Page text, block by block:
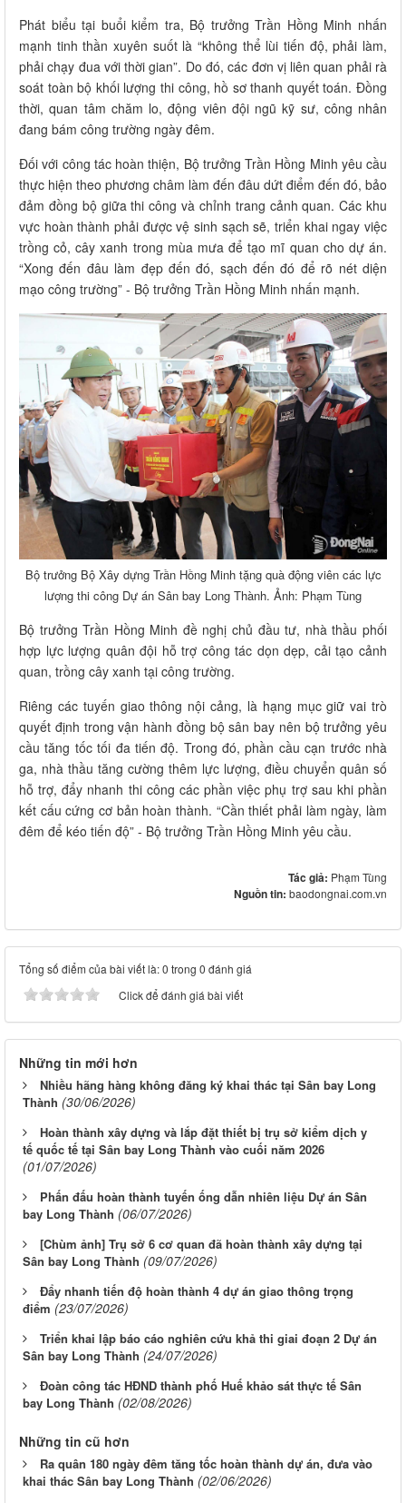
Phát biểu tại buổi kiểm tra, Bộ trưởng Trần Hồng Minh nhấn
mạnh tinh thần xuyên suốt là “không thể lùi tiến độ, phải làm,
phải chạy đua với thời gian”. Do đó, các đơn vị liên quan phải rà
soát toàn bộ khối lượng thi công, hồ sơ thanh quyết toán. Đồng
thời, quan tâm chăm lo, động viên đội ngũ kỹ sư, công nhân
đang bám công trường ngày đêm.
Đối với công tác hoàn thiện, Bộ trưởng Trần Hồng Minh yêu cầu
thực hiện theo phương châm làm đến đâu dứt điểm đến đó, bảo
đảm đồng bộ giữa thi công và chỉnh trang cảnh quan. Các khu
vực hoàn thành phải được vệ sinh sạch sẽ, triển khai ngay việc
trồng cỏ, cây xanh trong mùa mưa để tạo mĩ quan cho dự án.
“Xong đến đâu làm đẹp đến đó, sạch đến đó để rõ nét diện
mạo công trường” - Bộ trưởng Trần Hồng Minh nhấn mạnh.
Bộ trưởng Bộ Xây dựng Trần Hồng Minh tặng quà động viên các lực
lượng thi công Dự án Sân bay Long Thành. Ảnh: Phạm Tùng
Bộ trưởng Trần Hồng Minh đề nghị chủ đầu tư, nhà thầu phối
hợp lực lượng quân đội hỗ trợ công tác dọn dẹp, cải tạo cảnh
quan, trồng cây xanh tại công trường.
Riêng các tuyến giao thông nội cảng, là hạng mục giữ vai trò
quyết định trong vận hành đồng bộ sân bay nên bộ trưởng yêu
cầu tăng tốc tối đa tiến độ. Trong đó, phần cầu cạn trước nhà
ga, nhà thầu tăng cường thêm lực lượng, điều chuyển quân số
hỗ trợ, đẩy nhanh thi công các phần việc phụ trợ sau khi phần
kết cấu cứng cơ bản hoàn thành. “Cần thiết phải làm ngày, làm
đêm để kéo tiến độ” - Bộ trưởng Trần Hồng Minh yêu cầu.
Tác giả: Phạm Tùng
Nguồn tin: baodongnai.com.vn
Tổng số điểm của bài viết là: 0 trong 0 đánh giá
Click để đánh giá bài viết
Những tin mới hơn
Nhiều hãng hàng không đăng ký khai thác tại Sân bay Long
Thành (30/06/2026)
Hoàn thành xây dựng và lắp đặt thiết bị trụ sở kiểm dịch y
tế quốc tế tại Sân bay Long Thành vào cuối năm 2026
(01/07/2026)
Phấn đấu hoàn thành tuyến ống dẫn nhiên liệu Dự án Sân
bay Long Thành (06/07/2026)
[Chùm ảnh] Trụ sở 6 cơ quan đã hoàn thành xây dựng tại
Sân bay Long Thành (09/07/2026)
Đẩy nhanh tiến độ hoàn thành 4 dự án giao thông trọng
điểm (23/07/2026)
Triển khai lập báo cáo nghiên cứu khả thi giai đoạn 2 Dự án
Sân bay Long Thành (24/07/2026)
Đoàn công tác HĐND thành phố Huế khảo sát thực tế Sân
bay Long Thành (02/08/2026)
Những tin cũ hơn
Ra quân 180 ngày đêm tăng tốc hoàn thành dự án, đưa vào
khai thác Sân bay Long Thành (02/06/2026)